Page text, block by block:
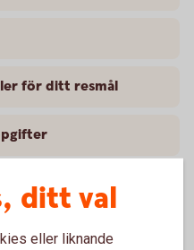
för ditt resmål
ditt val
eller liknande